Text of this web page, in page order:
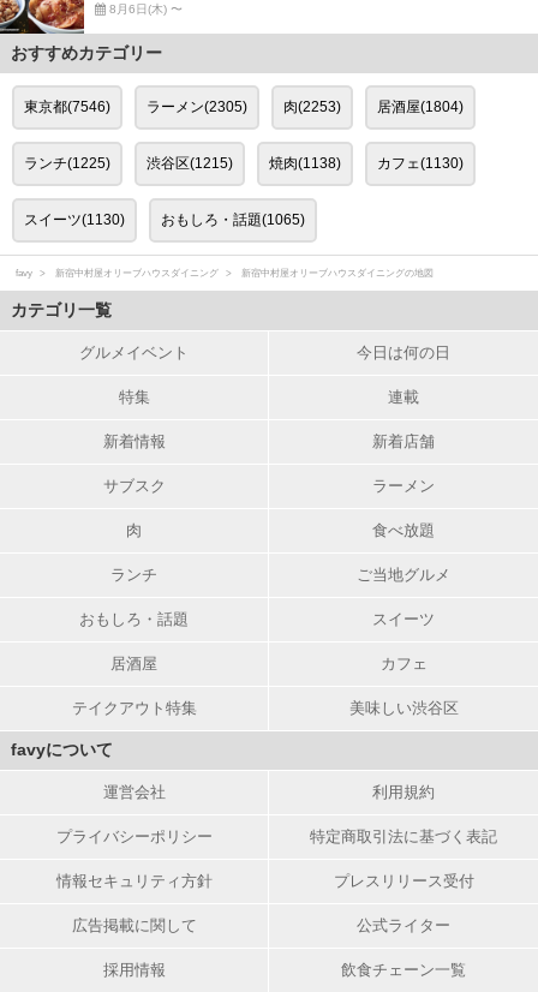
8月6日(木) 〜
おすすめカテゴリー
東京都(7546) ラーメン(2305) 肉(2253) 居酒屋(1804)
ランチ(1225) 渋谷区(1215) 焼肉(1138) カフェ(1130)
スイーツ(1130) おもしろ・話題(1065)
favy 新宿中村屋オリーブハウスダイニング 新宿中村屋オリーブハウスダイニングの地図
カテゴリ一覧
グルメイベント 今日は何の日
特集 連載
新着情報 新着店舗
サブスク ラーメン
肉 食べ放題
ランチ ご当地グルメ
おもしろ・話題 スイーツ
居酒屋 カフェ
テイクアウト特集 美味しい渋谷区
favyについて
運営会社 利用規約
プライバシーポリシー 特定商取引法に基づく表記
情報セキュリティ方針 プレスリリース受付
広告掲載に関して 公式ライター
採用情報 飲食チェーン一覧